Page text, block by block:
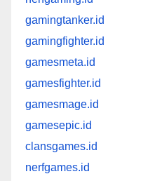
gamingtanker.id
gamingfighter.id
gamesmeta.id
gamesfighter.id
gamesmage.id
gamesepic.id
clansgames.id
nerfgames.id